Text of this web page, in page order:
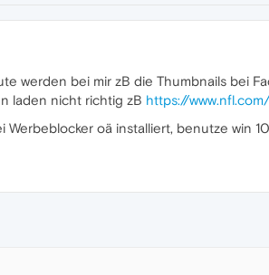
werden bei mir zB die Thumbnails bei
laden nicht richtig zB https://
Werbeblocker oä installiert, benutze win 10